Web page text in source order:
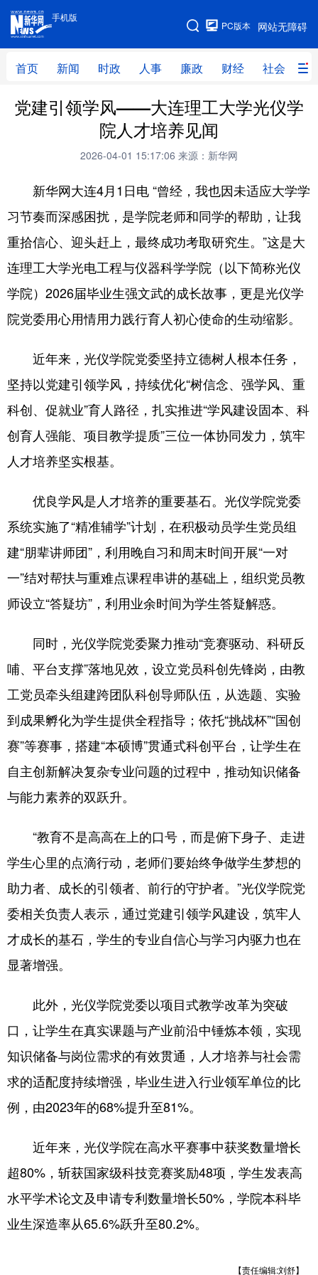
手机版
网站无障碍
PC版本
首页 新闻 时政 人事 廉政 财经 社会 科
手机版
网站地图
首页 新闻 时政 人事
财经 社会
体育 视频 直播 无人机
地方频道
辽宁 吉林 上海 江苏
广东 广西 海南 重庆
四川 贵州 云南 西藏
陕西 甘肃
新疆 内蒙古 黑龙江
多语种频道
English Español Français عربى
Русский язык 日本語 한국어
Deutsch Português
党建引领学风——大连理工大学光仪学
院人才培养见闻
2026-04-01 15:17:06 来源：新华网
新华网大连4月1日电 “曾经，我也因未适应大学学
习节奏而深感困扰，是学院老师和同学的帮助，让我
重拾信心、迎头赶上，最终成功考取研究生。”这是大
连理工大学光电工程与仪器科学学院（以下简称光仪
学院）2026届毕业生强文武的成长故事，更是光仪学
院党委用心用情用力践行育人初心使命的生动缩影。
近年来，光仪学院党委坚持立德树人根本任务，
坚持以党建引领学风，持续优化“树信念、强学风、重
科创、促就业”育人路径，扎实推进“学风建设固本、科
创育人强能、项目教学提质”三位一体协同发力，筑牢
人才培养坚实根基。
优良学风是人才培养的重要基石。光仪学院党委
系统实施了“精准辅学”计划，在积极动员学生党员组
建“朋辈讲师团”，利用晚自习和周末时间开展“一对
一”结对帮扶与重难点课程串讲的基础上，组织党员教
师设立“答疑坊”，利用业余时间为学生答疑解惑。
同时，光仪学院党委聚力推动“竞赛驱动、科研反
哺、平台支撑”落地见效，设立党员科创先锋岗，由教
工党员牵头组建跨团队科创导师队伍，从选题、实验
到成果孵化为学生提供全程指导；依托“挑战杯”“国创
赛”等赛事，搭建“本硕博”贯通式科创平台，让学生在
自主创新解决复杂专业问题的过程中，推动知识储备
与能力素养的双跃升。
“教育不是高高在上的口号，而是俯下身子、走进
学生心里的点滴行动，老师们要始终争做学生梦想的
助力者、成长的引领者、前行的守护者。”光仪学院党
委相关负责人表示，通过党建引领学风建设，筑牢人
才成长的基石，学生的专业自信心与学习内驱力也在
显著增强。
此外，光仪学院党委以项目式教学改革为突破
口，让学生在真实课题与产业前沿中锤炼本领，实现
知识储备与岗位需求的有效贯通，人才培养与社会需
求的适配度持续增强，毕业生进入行业领军单位的比
例，由2023年的68%提升至81%。
近年来，光仪学院在高水平赛事中获奖数量增长
超80%，斩获国家级科技竞赛奖励48项，学生发表高
水平学术论文及申请专利数量增长50%，学院本科毕
业生深造率从65.6%跃升至80.2%。
【责任编辑:刘舒】